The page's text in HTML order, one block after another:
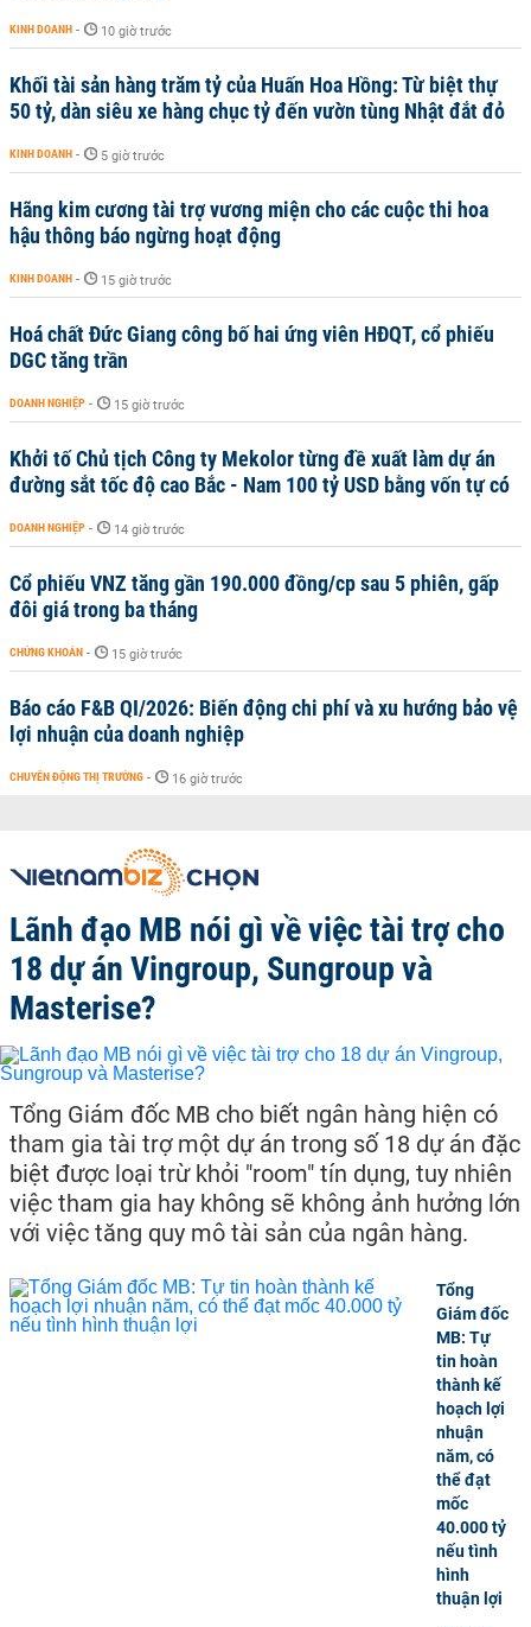
KINH DOANH - 10 giờ trước
Khối tài sản hàng trăm tỷ của Huấn Hoa Hồng: Từ biệt thự
50 tỷ, dàn siêu xe hàng chục tỷ đến vườn tùng Nhật đắt đỏ
KINH DOANH - 5 giờ trước
Hãng kim cương tài trợ vương miện cho các cuộc thi hoa
hậu thông báo ngừng hoạt động
KINH DOANH - 15 giờ trước
Hoá chất Đức Giang công bố hai ứng viên HĐQT, cổ phiếu
DGC tăng trần
DOANH NGHIỆP - 15 giờ trước
Khởi tố Chủ tịch Công ty Mekolor từng đề xuất làm dự án
đường sắt tốc độ cao Bắc - Nam 100 tỷ USD bằng vốn tự có
DOANH NGHIỆP - 14 giờ trước
Cổ phiếu VNZ tăng gần 190.000 đồng/cp sau 5 phiên, gấp
đôi giá trong ba tháng
CHỨNG KHOÁN - 15 giờ trước
Báo cáo F&B QI/2026: Biến động chi phí và xu hướng bảo vệ
lợi nhuận của doanh nghiệp
CHUYỂN ĐỘNG THỊ TRƯỜNG - 16 giờ trước
Lãnh đạo MB nói gì về việc tài trợ cho
18 dự án Vingroup, Sungroup và
Masterise?
Tổng Giám đốc MB cho biết ngân hàng hiện có
tham gia tài trợ một dự án trong số 18 dự án đặc
biệt được loại trừ khỏi "room" tín dụng, tuy nhiên
việc tham gia hay không sẽ không ảnh hưởng lớn
với việc tăng quy mô tài sản của ngân hàng.
Tổng
Giám đốc
MB: Tự
tin hoàn
thành kế
hoạch lợi
nhuận
năm, có
thể đạt
mốc
40.000 tỷ
nếu tình
hình
thuận lợi